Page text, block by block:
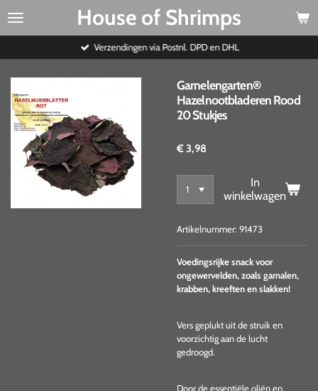
Ga
House of Shrimps
Verzendingen via Postnl. DPD en DHL
Garnelengarten®
Hazelnootbladeren Rood
20 Stukjes
€ 3,98
In
winkelwagen
Artikelnummer: 91473
Voedingsrijke snack voor
ongewervelden, zoals garnalen,
krabben, kreeften en slakken!
Vers geplukt uit de struik en
voorzichtig aan de lucht
gedroogd.
Door de essentiële oliën en